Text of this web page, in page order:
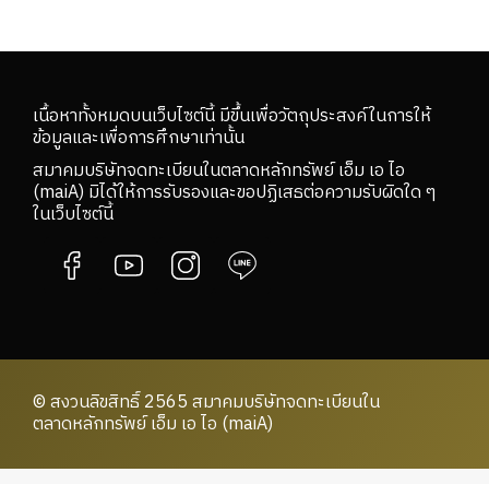
เนื้อหาทั้งหมดบนเว็บไซต์นี้ มีขึ้นเพื่อวัตถุประสงค์ในการให้
ข้อมูลและเพื่อการศึกษาเท่านั้น
สมาคมบริษัทจดทะเบียนในตลาดหลักทรัพย์ เอ็ม เอ ไอ
(maiA) มิได้ให้การรับรองและขอปฏิเสธต่อความรับผิดใด ๆ
ในเว็บไซต์นี้
© สงวนลิขสิทธิ์ 2565 สมาคมบริษัทจดทะเบียนใน
ตลาดหลักทรัพย์ เอ็ม เอ ไอ (maiA)